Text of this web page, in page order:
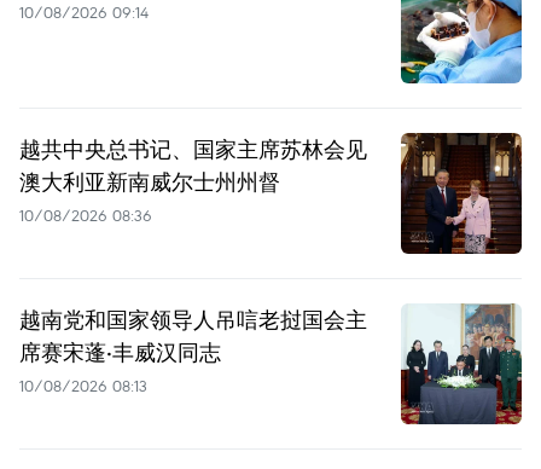
10/08/2026 09:14
越共中央总书记、国家主席苏林会见
澳大利亚新南威尔士州州督
10/08/2026 08:36
越南党和国家领导人吊唁老挝国会主
席赛宋蓬·丰威汉同志
10/08/2026 08:13